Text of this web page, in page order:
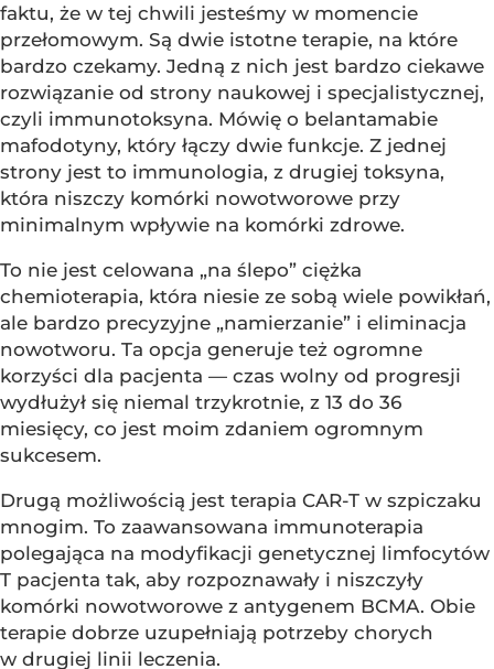
faktu, że w tej chwili jesteśmy w momencie
przełomowym. Są dwie istotne terapie, na które
bardzo czekamy. Jedną z nich jest bardzo ciekawe
rozwiązanie od strony naukowej i specjalistycznej,
czyli immunotoksyna. Mówię o belantamabie
mafodotyny, który łączy dwie funkcje. Z jednej
strony jest to immunologia, z drugiej toksyna,
która niszczy komórki nowotworowe przy
minimalnym wpływie na komórki zdrowe.
To nie jest celowana „na ślepo” ciężka
chemioterapia, która niesie ze sobą wiele powikłań,
ale bardzo precyzyjne „namierzanie” i eliminacja
nowotworu. Ta opcja generuje też ogromne
korzyści dla pacjenta — czas wolny od progresji
wydłużył się niemal trzykrotnie, z 13 do 36
miesięcy, co jest moim zdaniem ogromnym
sukcesem.
Drugą możliwością jest terapia CAR-T w szpiczaku
mnogim. To zaawansowana immunoterapia
polegająca na modyfikacji genetycznej limfocytów
T pacjenta tak, aby rozpoznawały i niszczyły
komórki nowotworowe z antygenem BCMA. Obie
terapie dobrze uzupełniają potrzeby chorych
w drugiej linii leczenia.